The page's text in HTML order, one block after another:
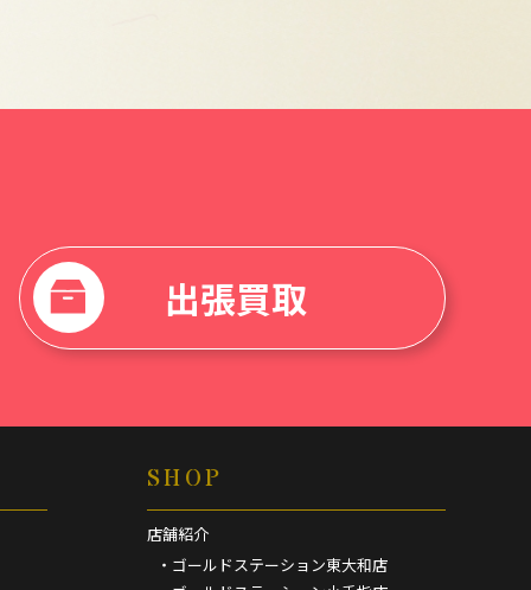
出張買取
SHOP
店舗紹介
・ゴールドステーション東大和店